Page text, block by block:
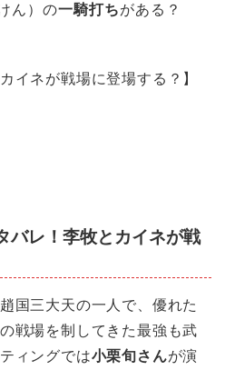
ん）の一騎打ちがある？
イネが戦場に登場する？】
バレ！李牧とカイネが戦
国三大天の一人で、優れた
戦場を制してきた最強も武
ィングでは小栗旬さんが演